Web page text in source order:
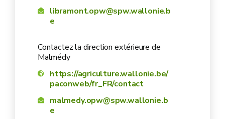
libramont.opw@spw.wallonie.b
e
Contactez la direction extérieure de
Malmédy
https://agriculture.wallonie.be/
paconweb/fr_FR/contact
malmedy.opw@spw.wallonie.b
e